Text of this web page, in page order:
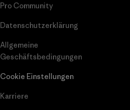
Pro Community
Datenschutzerklärung
Allgemeine
Geschäftsbedingungen
Cookie Einstellungen
Karriere